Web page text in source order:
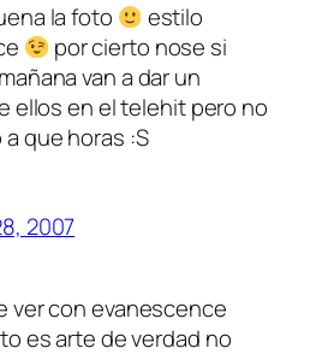
la foto
estilo
por cierto nose si
van a dar un
ellos en el telehit pero no
que horas :S
2007
ver con evanescence
es arte de verdad no